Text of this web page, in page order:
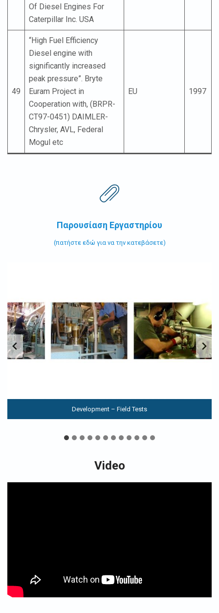
Of Diesel Engines For
Caterpillar Inc. USA
49
“High Fuel Efficiency
Diesel engine with
significantly increased
peak pressure”. Bryte
Euram Project in
Cooperation with, (BRPR-
CT97-0451) DAIMLER-
Chrysler, AVL, Federal
Mogul etc
EU 1997
Παρουσίαση Εργαστηρίου
(πατήστε εδώ για να την κατεβάσετε)
Development – Field Tests
Video